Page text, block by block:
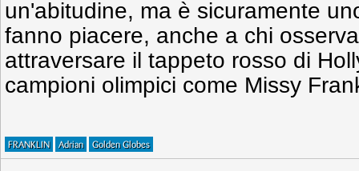
un'abitudine, ma è sicuramente
fanno piacere, anche a chi
attraversare il tappeto rosso di
campioni olimpici come Missy
FRANKLIN Adrian Golden Globes